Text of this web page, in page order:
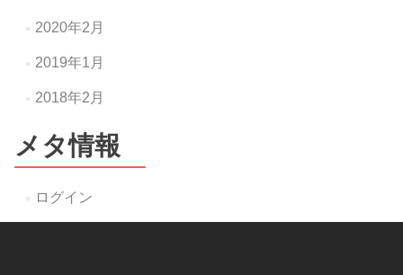
2020年2月
2019年1月
2018年2月
メタ情報
ログイン